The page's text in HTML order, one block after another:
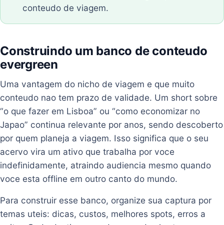
conteudo de viagem.
Construindo um banco de conteudo
evergreen
Uma vantagem do nicho de viagem e que muito
conteudo nao tem prazo de validade. Um short sobre
“o que fazer em Lisboa” ou “como economizar no
Japao” continua relevante por anos, sendo descoberto
por quem planeja a viagem. Isso significa que o seu
acervo vira um ativo que trabalha por voce
indefinidamente, atraindo audiencia mesmo quando
voce esta offline em outro canto do mundo.
Para construir esse banco, organize sua captura por
temas uteis: dicas, custos, melhores spots, erros a